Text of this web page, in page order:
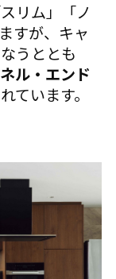
リム」「ノ
すが、キャ
うととも
ル・エンド
ています。